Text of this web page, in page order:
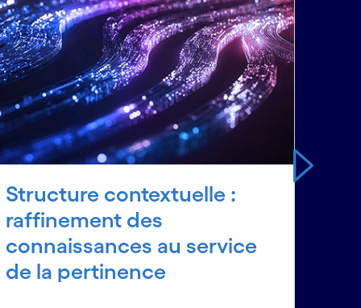
Structure contextuelle :
raffinement des
connaissances au service
de la pertinence